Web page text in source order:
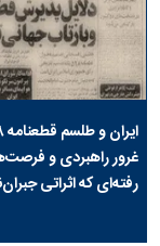
غرور راهبردی و
رفته‌ای که اثراتی